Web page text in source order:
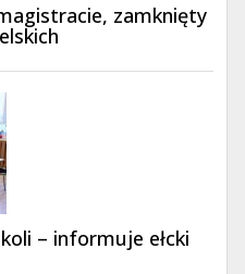
zamknięty
– informuje ełcki